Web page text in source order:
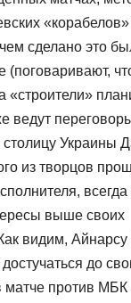
сделано это
(поговаривают,
«строители»
ведут
Украины
из творцов
выше своих
видим, Айнарсу
до
матче против